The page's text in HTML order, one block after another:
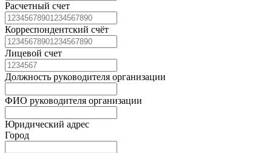
Расчетный счет
Корреспондентский счёт
Лицевой счет
Должность руководителя организации
ФИО руководителя организации
Юридический адрес
Город